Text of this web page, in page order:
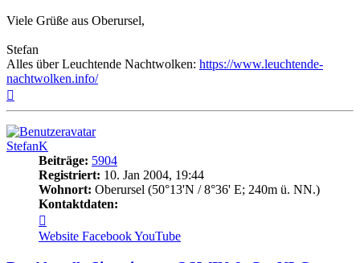
Viele Grüße aus Oberursel,
Stefan
Alles über Leuchtende Nachtwolken: https://www.leuchtende-
nachtwolken.info/
StefanK
Beiträge: 5904
Registriert: 10. Jan 2004, 19:44
Wohnort: Oberursel (50°13'N / 8°36' E; 240m ü. NN.)
Kontaktdaten:
von
StefanK
Website FacebookYouTube